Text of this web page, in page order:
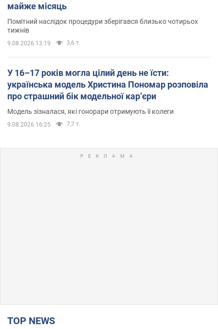
майже місяць
Помітний наслідок процедури зберігався близько чотирьох
тижнів
9.08.2026 13:19 3,6 т.
У 16–17 років могла цілий день не їсти:
українська модель Христина Пономар розповіла
про страшний бік модельної кар’єри
Модель зізналася, які гонорари отримують її колеги
9.08.2026 16:25 7,7 т.
TOP NEWS